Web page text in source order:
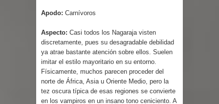
Apodo: Carnívoros
Aspecto: Casi todos los Nagaraja visten
discretamente, pues su desagradable debilidad
ya atrae bastante atención sobre ellos. Suelen
imitar el estilo mayoritario en su entorno.
Físicamente, muchos parecen proceder del
norte de África, Asia u Oriente Medio, pero la
tez oscura típica de esas regiones se convierte
en los vampiros en un insano tono ceniciento. A